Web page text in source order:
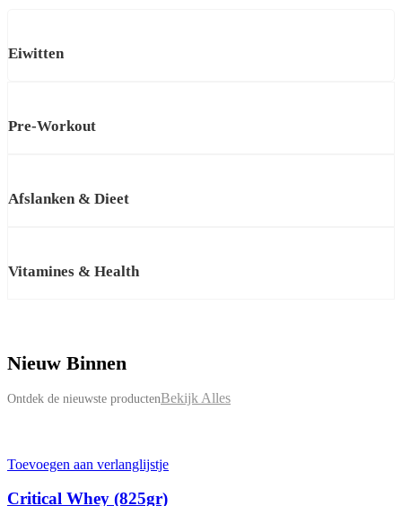
Eiwitten
Pre-Workout
Afslanken & Dieet
Vitamines & Health
Nieuw Binnen
Ontdek de nieuwste productenBekijk Alles
Toevoegen aan verlanglijstje
Critical Whey (825gr)